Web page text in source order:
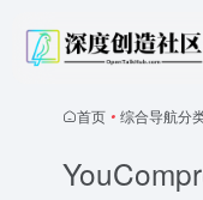
首页 • 综合导航分